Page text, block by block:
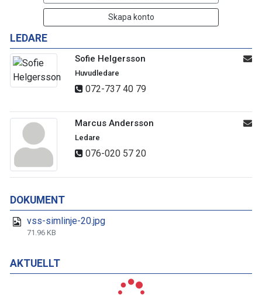
LEDARE
Sofie Helgersson
Huvudledare
072-737 40 79
Marcus Andersson
Ledare
076-020 57 20
DOKUMENT
vss-simlinje-20.jpg
71.96 KB
AKTUELLT
Skapa konto